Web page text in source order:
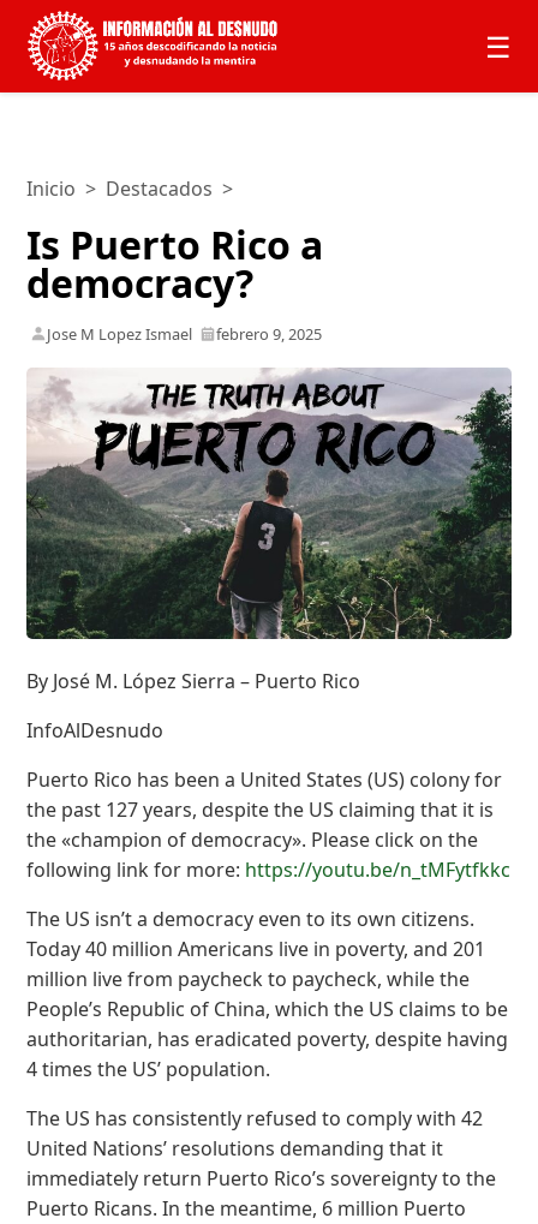
☰
Inicio > Destacados >
Is Puerto Rico a
democracy?
Jose M Lopez Ismael febrero 9, 2025
By José M. López Sierra – Puerto Rico
InfoAlDesnudo
Puerto Rico has been a United States (US) colony for
the past 127 years, despite the US claiming that it is
the «champion of democracy». Please click on the
following link for more: https://youtu.be/n_tMFytfkkc
The US isn’t a democracy even to its own citizens.
Today 40 million Americans live in poverty, and 201
million live from paycheck to paycheck, while the
People’s Republic of China, which the US claims to be
authoritarian, has eradicated poverty, despite having
4 times the US’ population.
The US has consistently refused to comply with 42
United Nations’ resolutions demanding that it
immediately return Puerto Rico’s sovereignty to the
Puerto Ricans. In the meantime, 6 million Puerto